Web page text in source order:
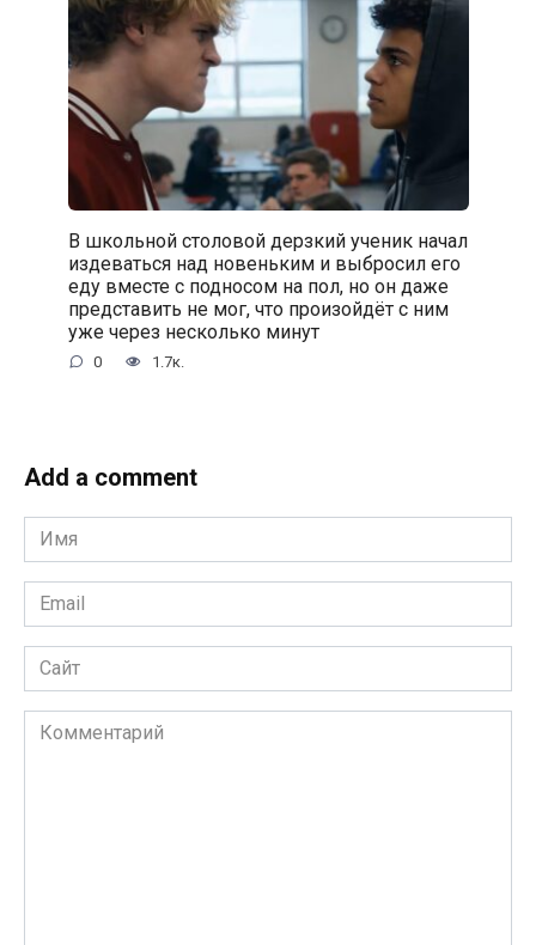
В школьной столовой дерзкий ученик начал
издеваться над новеньким и выбросил его
еду вместе с подносом на пол, но он даже
представить не мог, что произойдёт с ним
уже через несколько минут
0 1.7к.
Add a comment
Имя
*
Email
*
Сайт
Комментарий